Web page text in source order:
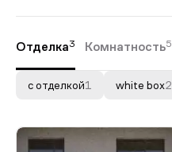
Отделка3 Комнатность5
с отделкой1 white box2